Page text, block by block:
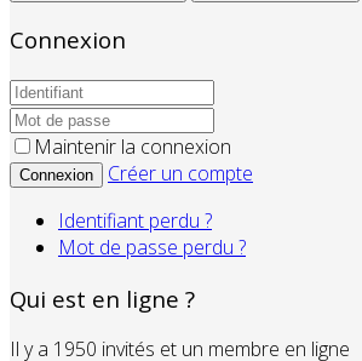
Connexion
Maintenir la connexion
Connexion
Créer un compte
Identifiant perdu ?
Mot de passe perdu ?
Qui est en ligne ?
Il y a 1950 invités et un membre en ligne